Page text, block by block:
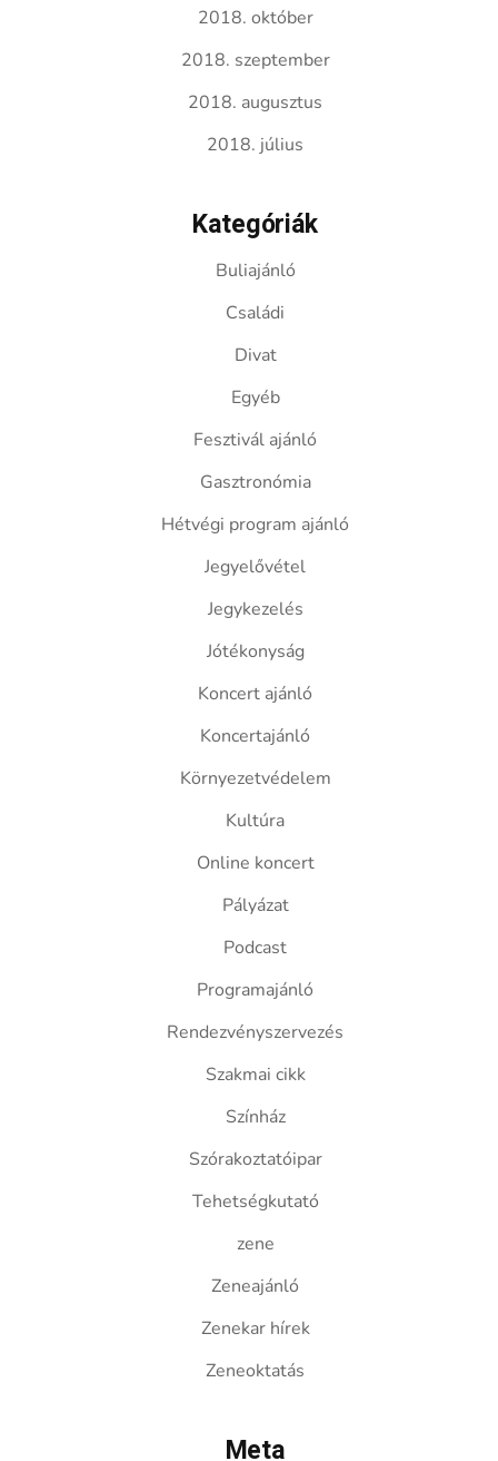
2018. október
2018. szeptember
2018. augusztus
2018. július
Kategóriák
Buliajánló
Családi
Divat
Egyéb
Fesztivál ajánló
Gasztronómia
Hétvégi program ajánló
Jegyelővétel
Jegykezelés
Jótékonyság
Koncert ajánló
Koncertajánló
Környezetvédelem
Kultúra
Online koncert
Pályázat
Podcast
Programajánló
Rendezvényszervezés
Szakmai cikk
Színház
Szórakoztatóipar
Tehetségkutató
zene
Zeneajánló
Zenekar hírek
Zeneoktatás
Meta